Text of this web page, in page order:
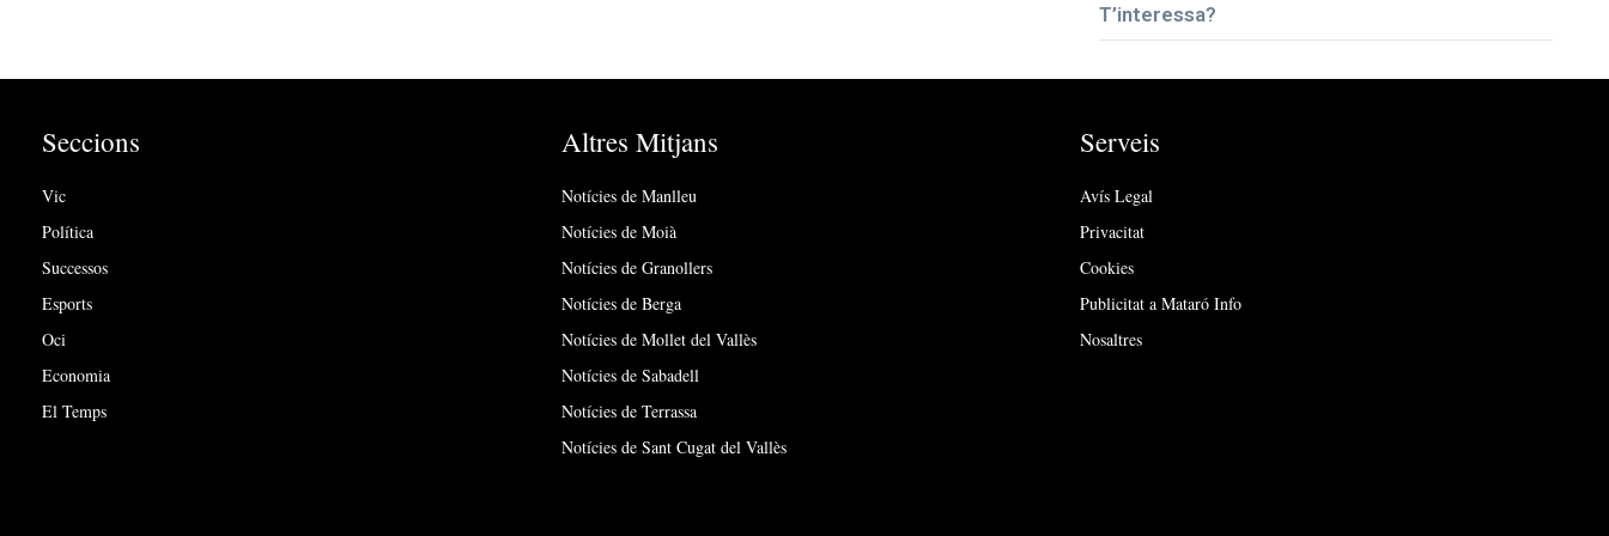
T’interessa?
Seccions
Vic
Política
Successos
Esports
Oci
Economia
El Temps
Altres Mitjans
Notícies de Manlleu
Notícies de Moià
Notícies de Granollers
Notícies de Berga
Notícies de Mollet del Vallès
Notícies de Sabadell
Notícies de Terrassa
Notícies de Sant Cugat del Vallès
Serveis
Avís Legal
Privacitat
Cookies
Publicitat a Mataró Info
Nosaltres